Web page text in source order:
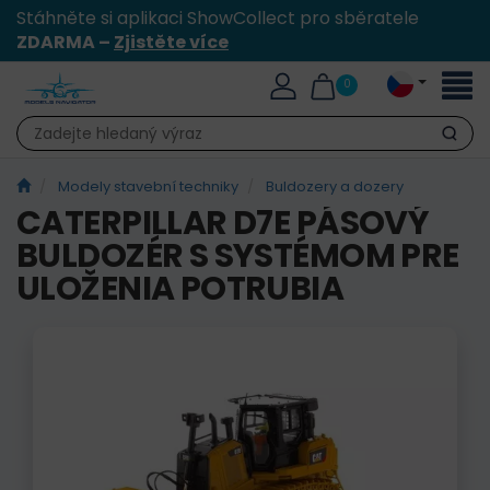
Stáhněte si aplikaci ShowCollect pro sběratele
ZDARMA – Zjistěte více
0
Hledat
Modely stavební techniky Buldozery a dozery
CATERPILLAR D7E PÁSOVÝ
BULDOZÉR S SYSTÉMOM PRE
ULOŽENIA POTRUBIA